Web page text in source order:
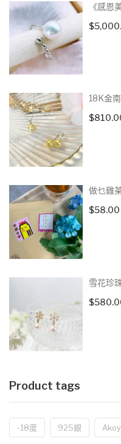
《感恩
$
18K金
$
做乜雞
$58.00
雪花珍
$
Product tags
-18度 925銀